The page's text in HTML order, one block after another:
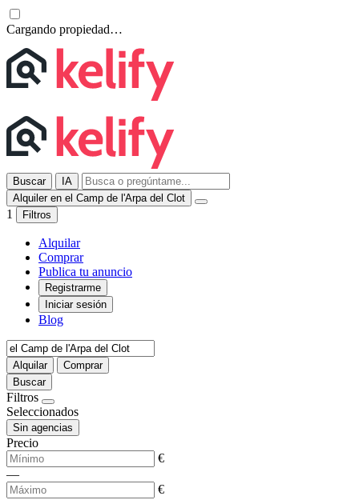
Cargando propiedad…
Buscar
IA
Alquiler en el Camp de l'Arpa del Clot
1 Filtros
Alquilar
Comprar
Publica tu anuncio
Registrarme
Iniciar sesión
Blog
Alquilar
Comprar
Buscar
Filtros
Seleccionados
Sin agencias
Precio
€
—
€